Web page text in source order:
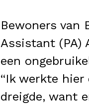
Bewoners van
Assistant (PA)
een
“Ik werkte
dreigde, want